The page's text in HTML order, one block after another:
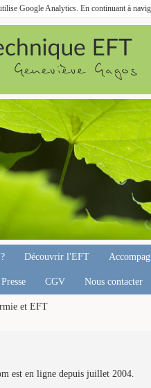
Google Analytics. En continuant à
Découvrir l'EFT
Presse CGV Nous contacter
et EFT
est en ligne depuis juillet 2004.